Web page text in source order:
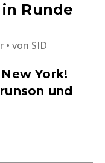
Runde
von SID
York!
und